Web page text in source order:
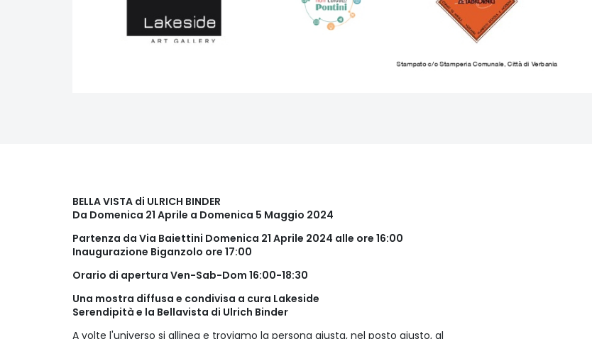
BELLA VISTA di ULRICH BINDER
Da Domenica 21 Aprile a Domenica 5 Maggio 2024
Partenza da Via Baiettini Domenica 21 Aprile 2024 alle ore 16:00
Inaugurazione Biganzolo ore 17:00
Orario di apertura Ven-Sab-Dom 16:00-18:30
Una mostra diffusa e condivisa a cura Lakeside
Serendipità e la Bellavista di Ulrich Binder
A volte l'universo si allinea e troviamo la persona giusta, nel posto giusto, al